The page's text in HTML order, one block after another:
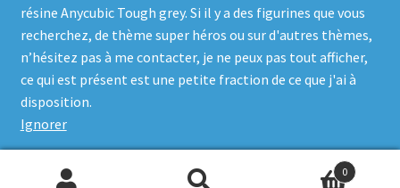
résine Anycubic Tough grey. Si il y a des figurines que vous
recherchez, de thème super héros ou sur d'autres thèmes,
n’hésitez pas à me contacter, je ne peux pas tout afficher,
ce qui est présent est une petite fraction de ce que j'ai à
disposition.
Ignorer
© Genosha Impact 2026
Built with WooCommerce
0